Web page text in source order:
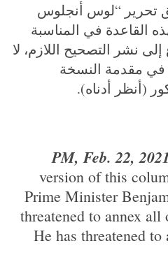
تحرير “لوس أنجلوس
القاعدة في المناسبة
نشر التصحيح اللازم، لا
في مقدمة النسخة
(أنظر أدناه).
version of this
Prime Minister
threatened to annex
He has threatened